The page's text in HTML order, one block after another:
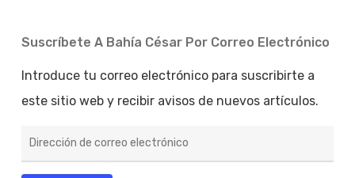
Suscríbete A Bahía César Por Correo Electrónico
Introduce tu correo electrónico para suscribirte a
este sitio web y recibir avisos de nuevos artículos.
de